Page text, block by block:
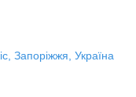
Запоріжжя, Україна